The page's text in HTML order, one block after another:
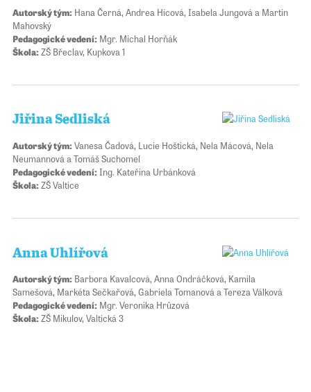
Autorský tým: Hana Černá, Andrea Hícová, Isabela Jungová a Martin
Mahovský
Pedagogické vedení: Mgr. Michal Horňák
Škola:ZŠ Břeclav, Kupkova 1
Jiřina Sedliská
Autorský tým:Vanesa Čadová, Lucie Hoštická, Nela Mácová, Nela
Neumannová a Tomáš Suchomel
Pedagogické vedení:Ing. Kateřina Urbánková
Škola:ZŠ Valtice
Anna Uhlířová
Autorský tým: Barbora Kavalcová, Anna Ondráčková, Kamila
Samešová, Markéta Sečkařová, Gabriela Tomanová a Tereza Válková
Pedagogické vedení: Mgr. Veronika Hrůzová
Škola:ZŠ Mikulov, Valtická 3